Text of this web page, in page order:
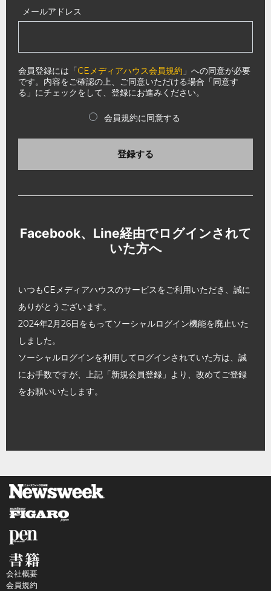
メールアドレス
会員登録には「CEメディアハウス会員規約 」への同意が必要
です。内容をご確認の上、ご同意いただける場合「同意す
る」にチェックをして、登録にお進みください。
会員規約に同意する
登録する
Facebook、Line経由でログインされて
いた方へ
いつもCEメディアハウスのサービスをご利用いただき、誠に
ありがとうございます。
2024年2月26日をもってソーシャルログイン機能を廃止いた
しました。
ソーシャルログインを利用してログインされていた方は、誠
にお手数ですが、上記「新規会員登録」より、改めてご登録
をお願いいたします。
会社概要
会員規約